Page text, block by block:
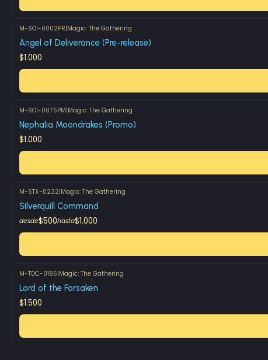
M-SOI-0002PR|Magic: The Gathering
Angel of Deliverance (Pre-release)
$1.000
M-SOI-0075PM|Magic: The Gathering
Nephalia Moondrakes (Promo)
$1.000
M-STX-0232|Magic: The Gathering
Silverquill Command
desde$500hasta$1.000
M-TDC-0186|Magic: The Gathering
Lord of the Forsaken
$1.500